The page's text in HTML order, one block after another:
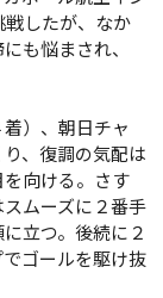
したが、なか
も悩まされ、
）、朝日チャ
、復調の気配は
向ける。さす
ムーズに２番手
立つ。後続に２
ゴールを駆け抜